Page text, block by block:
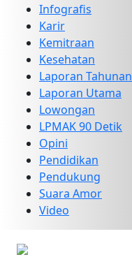
Infografis
Karir
Kemitraan
Kesehatan
Laporan Tahunan
Laporan Utama
Lowongan
LPMAK 90 Detik
Opini
Pendidikan
Pendukung
Suara Amor
Video